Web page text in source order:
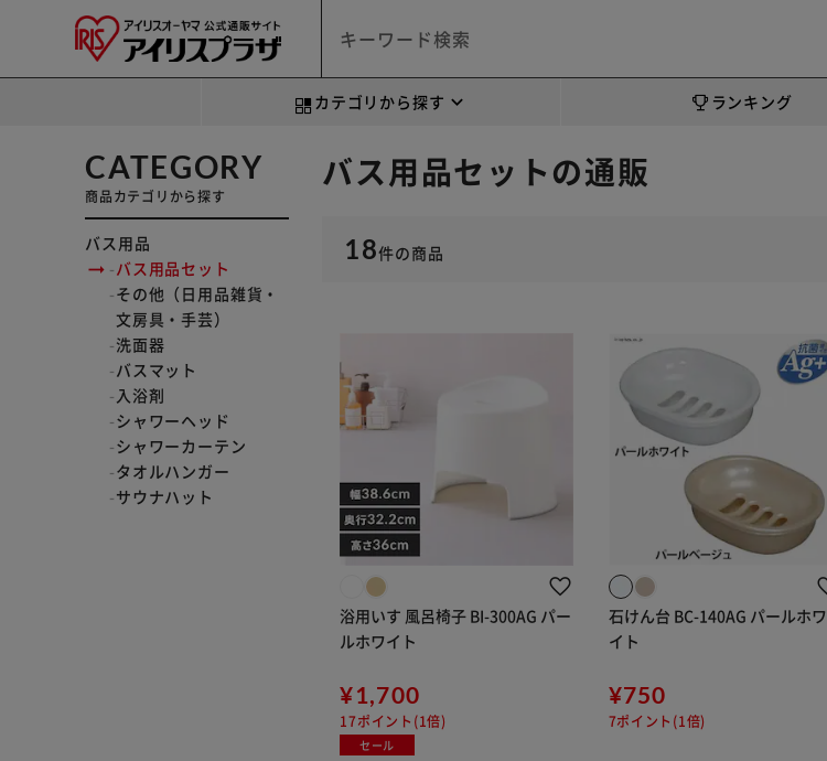
カテゴリから探す ランキング
CATEGORY
商品カテゴリから探す
バス用品
バス用品セット
その他（日用品雑貨・
文房具・手芸）
洗面器
バスマット
入浴剤
シャワーヘッド
シャワーカーテン
タオルハンガー
サウナハット
バス用品セットの通販
18件の商品
浴用いす 風呂椅子 BI-300AG パー
ルホワイト
¥1,700
17ポイント(1倍)
セール
石けん台 BC-140AG パールホワ
イト
¥750
7ポイント(1倍)